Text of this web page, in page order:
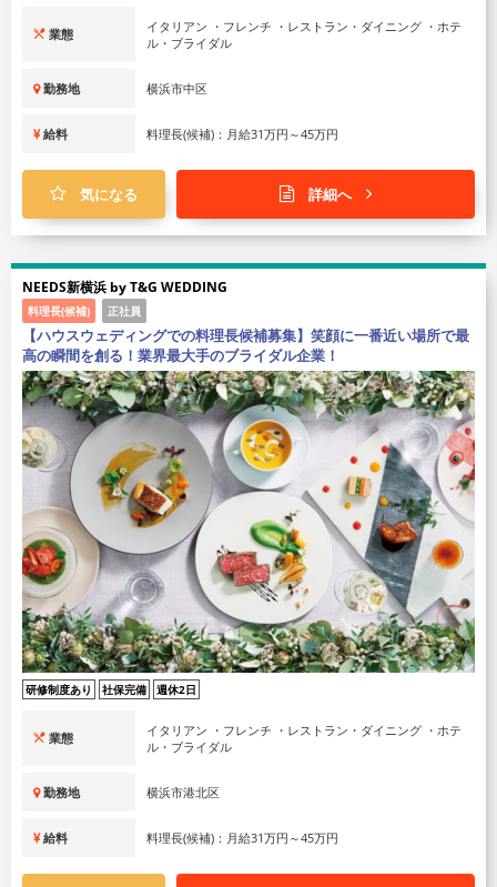
業態
イタリアン ・フレンチ ・レストラン・ダイニング ・ホテ
ル・ブライダル
勤務地 横浜市中区
給料 料理長(候補)：月給31万円～45万円
気になる 詳細へ
NEEDS新横浜 by T&G WEDDING
料理長(候補) 正社員
【ハウスウェディングでの料理長候補募集】笑顔に一番近い場所で最
高の瞬間を創る！業界最大手のブライダル企業！
研修制度あり 社保完備 週休2日
業態
イタリアン ・フレンチ ・レストラン・ダイニング ・ホテ
ル・ブライダル
勤務地 横浜市港北区
給料 料理長(候補)：月給31万円～45万円